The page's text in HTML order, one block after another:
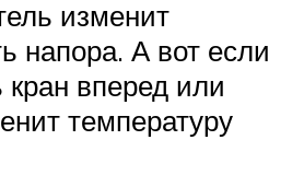
изменит
напора. А вот если
кран вперед или
температуру